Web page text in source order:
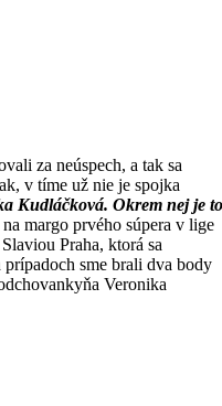
za neúspech, a tak sa
v tíme už nie je spojka
Kudláčková. Okrem nej je to
margo prvého súpera v lige
Praha, ktorá sa
sme brali dva body
Veronika